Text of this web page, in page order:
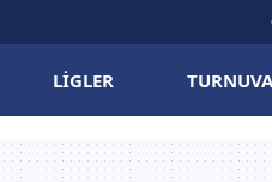
LIGLER